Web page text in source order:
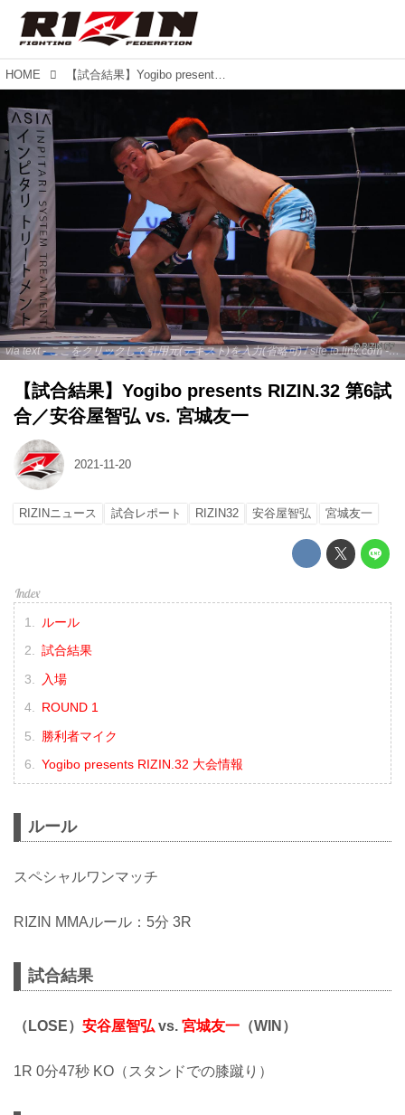
HOME 【試合結果】Yogibo presents RIZIN.32 第6試合／安谷屋智弘 vs. 宮城友一
via text - ここをクリックして引用元(テキスト)を入力(省略可) / site.to.link.com - ここをクリックして引用元を入力(省略可)
【試合結果】Yogibo presents RIZIN.32 第6試
合／安谷屋智弘 vs. 宮城友一
2021-11-20
RIZINニュース 試合レポート RIZIN32 安谷屋智弘 宮城友一
ルール
試合結果
入場
ROUND 1
勝利者マイク
Yogibo presents RIZIN.32 大会情報
ルール
スペシャルワンマッチ
RIZIN MMAルール：5分 3R
試合結果
（LOSE） 安谷屋智弘 vs. 宮城友一 （WIN）
1R 0分47秒 KO（スタンドでの膝蹴り）